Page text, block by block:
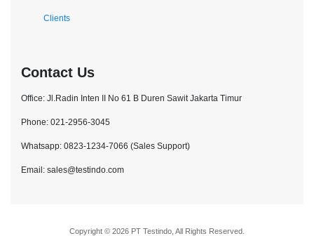
Clients
Contact Us
Office: Jl.Radin Inten II No 61 B Duren Sawit Jakarta Timur
Phone: 021-2956-3045
Whatsapp: 0823-1234-7066 (Sales Support)
Email: sales@testindo.com
Copyright © 2026 PT Testindo, All Rights Reserved.